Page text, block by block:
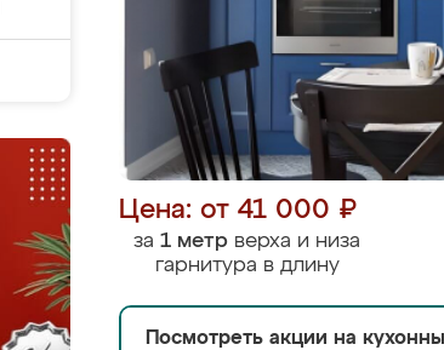
Цена: от 41 000 ₽
за 1 метр верха и низа
гарнитура в длину
Посмотреть акции на